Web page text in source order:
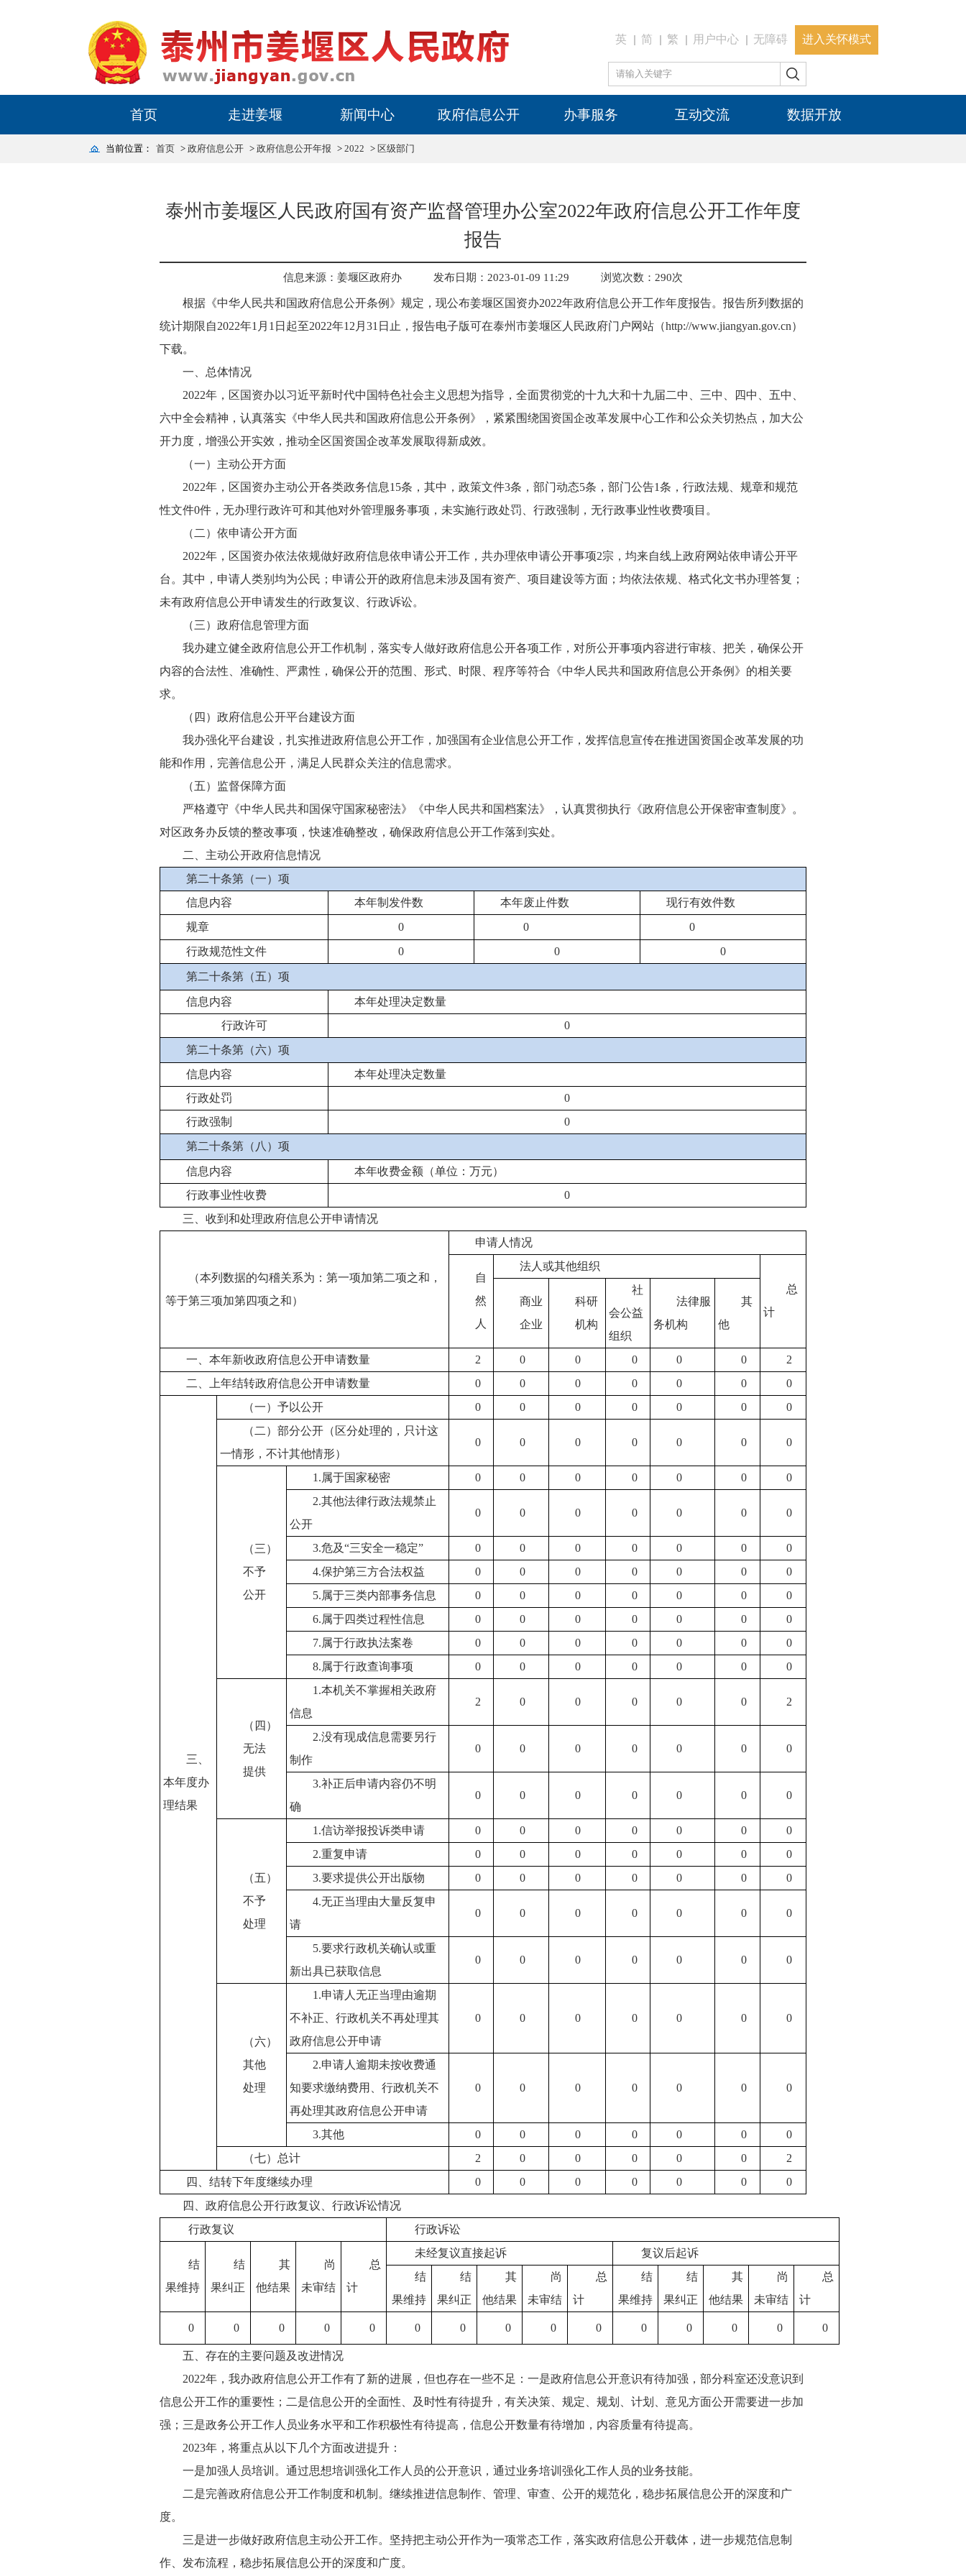
英 简 繁 用户中心 无障碍 进入关怀模式
首页 走进姜堰 新闻中心 政府信息公开 办事服务 互动交流 数据开放
当前位置： 首页 > 政府信息公开 > 政府信息公开年报 > 2022 > 区级部门
泰州市姜堰区人民政府国有资产监督管理办公室2022年政府信息公开工作年度
报告
信息来源：姜堰区政府办 发布日期：2023-01-09 11:29 浏览次数： 290次
根据《中华人民共和国政府信息公开条例》规定，现公布姜堰区国资办2022年政府信息公开工作年度报告。报告所列数据的
统计期限自2022年1月1日起至2022年12月31日止，报告电子版可在泰州市姜堰区人民政府门户网站（http://www.jiangyan.gov.cn）
下载。
一、总体情况
2022年，区国资办以习近平新时代中国特色社会主义思想为指导，全面贯彻党的十九大和十九届二中、三中、四中、五中、
六中全会精神，认真落实《中华人民共和国政府信息公开条例》，紧紧围绕国资国企改革发展中心工作和公众关切热点，加大公
开力度，增强公开实效，推动全区国资国企改革发展取得新成效。
（一）主动公开方面
2022年，区国资办主动公开各类政务信息15条，其中，政策文件3条，部门动态5条，部门公告1条，行政法规、规章和规范
性文件0件，无办理行政许可和其他对外管理服务事项，未实施行政处罚、行政强制，无行政事业性收费项目。
（二）依申请公开方面
2022年，区国资办依法依规做好政府信息依申请公开工作，共办理依申请公开事项2宗，均来自线上政府网站依申请公开平
台。其中，申请人类别均为公民；申请公开的政府信息未涉及国有资产、项目建设等方面；均依法依规、格式化文书办理答复；
未有政府信息公开申请发生的行政复议、行政诉讼。
（三）政府信息管理方面
我办建立健全政府信息公开工作机制，落实专人做好政府信息公开各项工作，对所公开事项内容进行审核、把关，确保公开
内容的合法性、准确性、严肃性，确保公开的范围、形式、时限、程序等符合《中华人民共和国政府信息公开条例》的相关要
求。
（四）政府信息公开平台建设方面
我办强化平台建设，扎实推进政府信息公开工作，加强国有企业信息公开工作，发挥信息宣传在推进国资国企改革发展的功
能和作用，完善信息公开，满足人民群众关注的信息需求。
（五）监督保障方面
严格遵守《中华人民共和国保守国家秘密法》《中华人民共和国档案法》，认真贯彻执行《政府信息公开保密审查制度》。
对区政务办反馈的整改事项，快速准确整改，确保政府信息公开工作落到实处。
二、主动公开政府信息情况
第二十条第（一）项
信息内容
本年制发件数 本年废止件数
现行有效件数
规章
0 0
0
行政规范性文件
0 0 0
第二十条第（五）项
信息内容
本年处理决定数量
行政许可
0
第二十条第（六）项
信息内容
本年处理决定数量
行政处罚
0
行政强制
0
第二十条第（八）项
信息内容
本年收费金额（单位：万元）
行政事业性收费
0
三、收到和处理政府信息公开申请情况
（本列数据的勾稽关系为：第一项加第二项之和，
等于第三项加第四项之和）
申请人情况
自
然
人
法人或其他组织
总
计
商业
企业
科研
机构
社
会公益
组织
法律服
务机构
其
他
一、本年新收政府信息公开申请数量 2 0 0 0 0 0
2
二、上年结转政府信息公开申请数量
0 0 0 0 0 0 0
三、
本年度办
理结果
（一）予以公开 0 0 0 0 0 0
0
（二）部分公开（区分处理的，只计这
一情形，不计其他情形）
0 0 0 0 0 0 0
（三）
不予
公开
1.属于国家秘密 0 0 0 0 0 0
0
2.其他法律行政法规禁止
公开
0 0 0 0 0 0 0
3.危及“三安全一稳定” 0 0 0 0 0 0
0
4.保护第三方合法权益
0 0 0 0 0 0
0
5.属于三类内部事务信息
0 0 0 0 0 0
0
6.属于四类过程性信息
0 0 0 0 0 0
0
7.属于行政执法案卷
0 0 0 0 0 0
0
8.属于行政查询事项
0 0 0 0 0 0 0
（四）
无法
提供
1.本机关不掌握相关政府
信息
2 0 0 0 0 0 2
2.没有现成信息需要另行
制作
0 0 0 0 0 0 0
3.补正后申请内容仍不明
确
0 0 0 0 0 0 0
（五）
不予
处理
1.信访举报投诉类申请 0 0 0 0 0 0
0
2.重复申请
0 0 0 0 0 0
0
3.要求提供公开出版物
0 0 0 0 0 0
0
4.无正当理由大量反复申
请
0 0 0 0 0 0 0
5.要求行政机关确认或重
新出具已获取信息
0 0 0 0 0 0 0
（六）
其他
处理
1.申请人无正当理由逾期
不补正、行政机关不再处理其
政府信息公开申请
0 0 0 0 0 0 0
2.申请人逾期未按收费通
知要求缴纳费用、行政机关不
再处理其政府信息公开申请
0 0 0 0 0 0 0
3.其他 0 0 0 0 0 0
0
（七）总计
2 0 0 0 0 0
2
四、结转下年度继续办理
0 0 0 0 0 0
0
四、政府信息公开行政复议、行政诉讼情况
行政复议
行政诉讼
结
果维持
结
果纠正
其
他结果
尚
未审结
总
计
未经复议直接起诉
复议后起诉
结
果维持
结
果纠正
其
他结果
尚
未审结
总
计
结
果维持
结
果纠正
其
他结果
尚
未审结
总
计
0 0 0 0 0 0 0 0 0 0 0 0 0 0 0
五、存在的主要问题及改进情况
2022年，我办政府信息公开工作有了新的进展，但也存在一些不足：一是政府信息公开意识有待加强，部分科室还没意识到
信息公开工作的重要性；二是信息公开的全面性、及时性有待提升，有关决策、规定、规划、计划、意见方面公开需要进一步加
强；三是政务公开工作人员业务水平和工作积极性有待提高，信息公开数量有待增加，内容质量有待提高。
2023年，将重点从以下几个方面改进提升：
一是加强人员培训。通过思想培训强化工作人员的公开意识，通过业务培训强化工作人员的业务技能。
二是完善政府信息公开工作制度和机制。继续推进信息制作、管理、审查、公开的规范化，稳步拓展信息公开的深度和广
度。
三是进一步做好政府信息主动公开工作。坚持把主动公开作为一项常态工作，落实政府信息公开载体，进一步规范信息制
作、发布流程，稳步拓展信息公开的深度和广度。